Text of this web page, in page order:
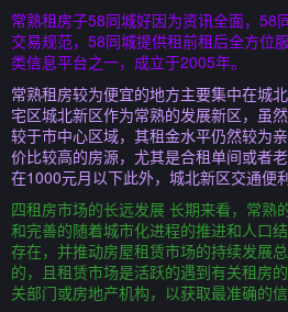
常熟租房子58同城好因为资讯全面，58
交易规范，58同城提供租前租后全方位
类信息平台之一，成立于2005年。
常熟租房较为便宜的地方主要集中在城
宅区城北新区作为常熟的发展新区，虽
较于市中心区域，其租金水平仍然较为
价比较高的房源，尤其是合租单间或者
在1000元月以下此外，城北新区交通便利
四租房市场的长远发展 长期来看，常熟
和完善的随着城市化进程的推进和人口
存在，并推动房屋租赁市场的持续发展
的，且租赁市场是活跃的遇到有关租房
关部门或房地产机构，以获取最准确的信